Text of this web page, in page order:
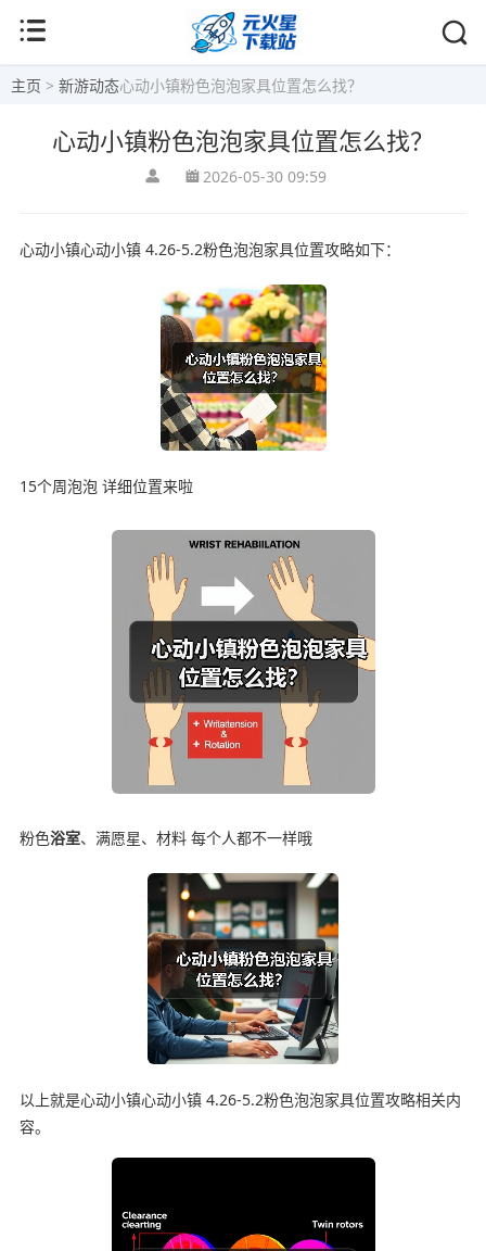
主页 > 新游动态心动小镇粉色泡泡家具位置怎么找？
心动小镇粉色泡泡家具位置怎么找？
2026-05-30 09:59
心动小镇心动小镇 4.26-5.2粉色泡泡家具位置攻略如下：
15个周泡泡 详细位置来啦
粉色浴室、满愿星、材料 每个人都不一样哦
以上就是心动小镇心动小镇 4.26-5.2粉色泡泡家具位置攻略相关内
容。